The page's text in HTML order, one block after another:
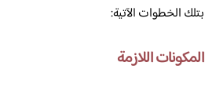
بتلك الخطوات الآتية:
المكونات اللازمة